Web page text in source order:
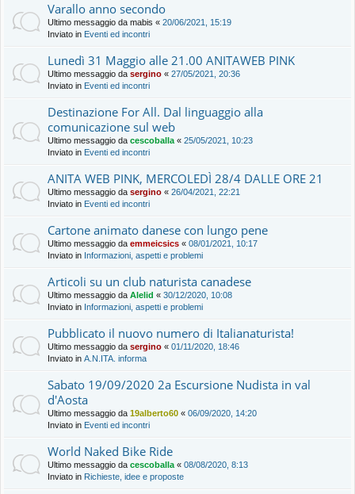
Varallo anno secondo
Ultimo messaggio da mabis « 20/06/2021, 15:19
Inviato in Eventi ed incontri
Lunedì 31 Maggio alle 21.00 ANITAWEB PINK
Ultimo messaggio da sergino « 27/05/2021, 20:36
Inviato in Eventi ed incontri
Destinazione For All. Dal linguaggio alla
comunicazione sul web
Ultimo messaggio da cescoballa « 25/05/2021, 10:23
Inviato in Eventi ed incontri
ANITA WEB PINK, MERCOLEDÌ 28/4 DALLE ORE 21
Ultimo messaggio da sergino « 26/04/2021, 22:21
Inviato in Eventi ed incontri
Cartone animato danese con lungo pene
Ultimo messaggio da emmeicsics « 08/01/2021, 10:17
Inviato in Informazioni, aspetti e problemi
Articoli su un club naturista canadese
Ultimo messaggio da Alelid « 30/12/2020, 10:08
Inviato in Informazioni, aspetti e problemi
Pubblicato il nuovo numero di Italianaturista!
Ultimo messaggio da sergino « 01/11/2020, 18:46
Inviato in A.N.ITA. informa
Sabato 19/09/2020 2a Escursione Nudista in val
d'Aosta
Ultimo messaggio da 19alberto60 « 06/09/2020, 14:20
Inviato in Eventi ed incontri
World Naked Bike Ride
Ultimo messaggio da cescoballa « 08/08/2020, 8:13
Inviato in Richieste, idee e proposte